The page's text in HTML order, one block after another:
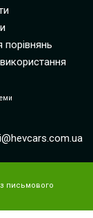
порівнянь
i@hevcars.com.ua
письмового